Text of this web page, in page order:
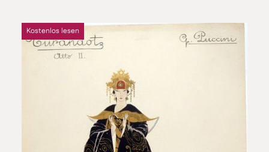
Kostenlos lesen